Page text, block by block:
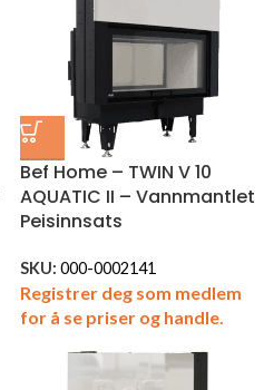
Bef Home – TWIN V 10
AQUATIC II – Vannmantlet
Peisinnsats
SKU: 000-0002141
Registrer deg som medlem
for å se priser og handle.